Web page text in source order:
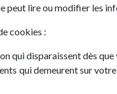
peut lire ou modifier les
cookies :
qui disparaissent dès
qui demeurent sur